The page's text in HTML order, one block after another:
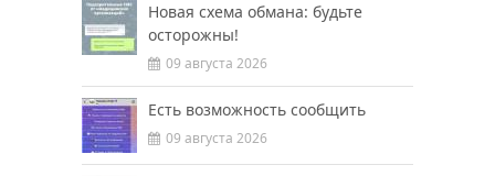
Новая схема обмана: будьте
осторожны!
09 августа 2026
Есть возможность сообщить
09 августа 2026